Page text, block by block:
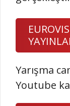
Yarışma
Youtube